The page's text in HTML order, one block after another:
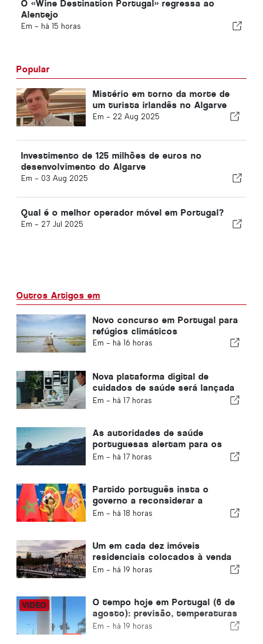
O «Wine Destination Portugal» regressa ao
Alentejo
Em - há 15 horas
Popular
Mistério em torno da morte de
um turista irlandês no Algarve
Em - 22 Aug 2025
Investimento de 125 milhões de euros no
desenvolvimento do Algarve
Em - 03 Aug 2025
Qual é o melhor operador móvel em Portugal?
Em - 27 Jul 2025
Outros Artigos em
Novo concurso em Portugal para
refúgios climáticos
Em - há 16 horas
Nova plataforma digital de
cuidados de saúde será lançada
em Portugal
Em - há 17 horas
As autoridades de saúde
portuguesas alertam para os
perigos do afogamento
Em - há 17 horas
Partido português insta o
governo a reconsiderar a
candidatura de Marrocos à
Em - há 18 horas
Um em cada dez imóveis
residenciais colocados à venda
em Portugal é vendido em
Em - há 19 horas
O tempo hoje em Portugal (6 de
agosto): previsão, temperaturas
e o que esperar
Em - há 19 horas